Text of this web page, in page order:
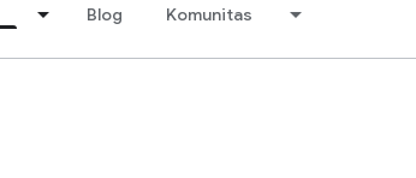
Blog Komunitas